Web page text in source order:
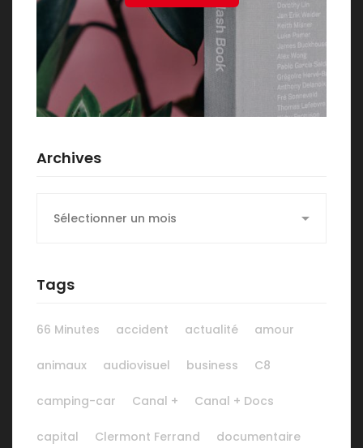
Archives
Tags
66 Minutes accident actualité amour
animaux audiovisuel business C8
camping-car Canal + Canal + Docs
capital Clermont Ferrand documentaire